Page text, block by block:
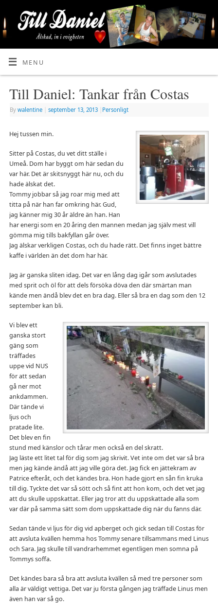
MENU
Till Daniel: Tankar från Costas
By walentine september 13, 2013 Personligt
Hej tussen min.
Sitter på Costas, du vet ditt ställe i
Umeå. Dom har byggt om här sedan du
var här. Det är skitsnyggt här nu, och du
hade älskat det.
Tommy jobbar så jag roar mig med att
titta på när han far omkring här. Gud,
jag känner mig 30 år äldre än han. Han
har energi som en 20 åring den mannen medan jag själv mest vill
gömma mig tills bakfyllan går över.
Jag älskar verkligen Costas, och du hade rätt. Det finns inget bättre
kaffe i världen än det dom har här.
Jag är ganska sliten idag. Det var en lång dag igår som avslutades
med sprit och öl för att dels försöka döva den där smärtan man
kände men ändå blev det en bra dag. Eller så bra en dag som den 12
september kan bli.
Vi blev ett
ganska stort
gäng som
träffades
uppe vid NUS
för att sedan
gå ner mot
ankdammen.
Där tände vi
ljus och
pratade lite.
Det blev en fin
stund med känslor och tårar men också en del skratt.
Jag läste ett litet tal för dig som jag skrivit. Vet inte om det var så bra
men jag kände ändå att jag ville göra det. Jag fick en jättekram av
Patrice efteråt, och det kändes bra. Hon hade gjort en sån fin kruka
till dig. Tyckte det var så sött och så fint att hon kom, och det vet jag
att du skulle uppskattat. Eller jag tror att du uppskattade alla som
var där på samma sätt som dom uppskattade dig när du fanns där.
Sedan tände vi ljus för dig vid apberget och gick sedan till Costas för
att avsluta kvällen hemma hos Tommy senare tillsammans med Linus
och Sara. Jag skulle till vandrarhemmet egentligen men somna på
Tommys soffa.
Det kändes bara så bra att avsluta kvällen så med tre personer som
alla är väldigt vettiga. Det var ju första gången jag träffade Linus men
även han var så go.